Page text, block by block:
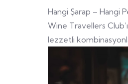
Hangi Şarap – Hangi
Wine Travellers
lezzetli